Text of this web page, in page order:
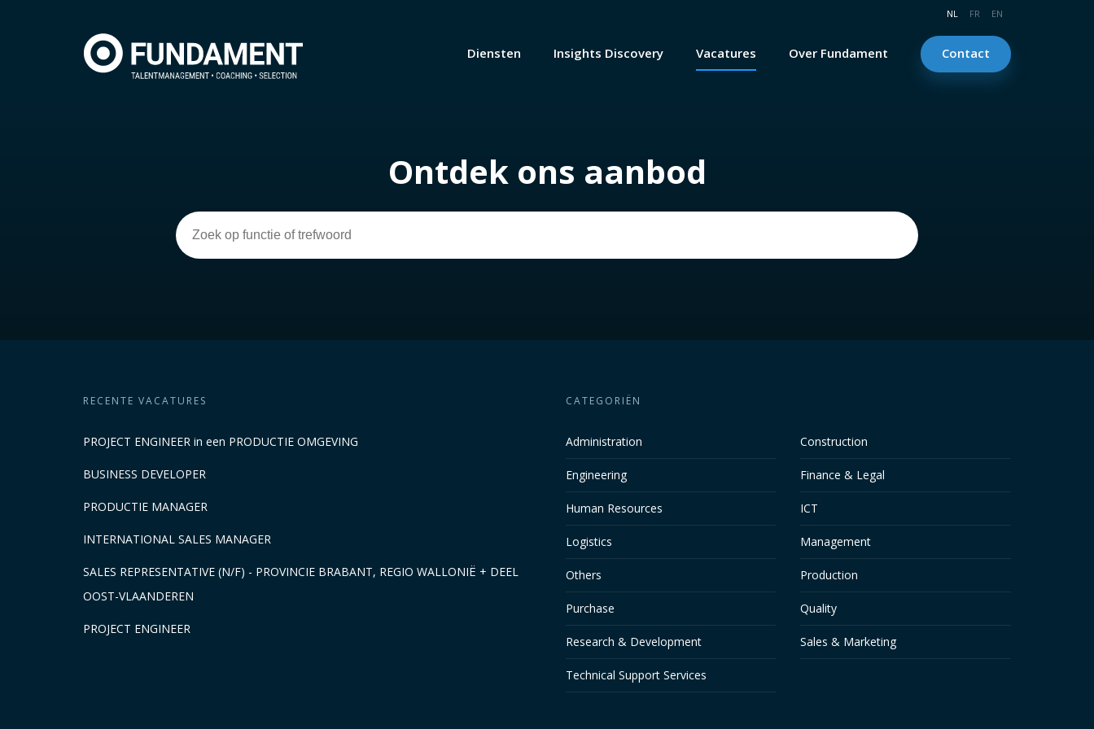
NL FR EN
Diensten Insights Discovery Vacatures Over Fundament Contact
Ontdek ons aanbod
RECENTE VACATURES
PROJECT ENGINEER in een PRODUCTIE OMGEVING
BUSINESS DEVELOPER
PRODUCTIE MANAGER
INTERNATIONAL SALES MANAGER
SALES REPRESENTATIVE (N/F) - PROVINCIE BRABANT, REGIO WALLONIË + DEEL
OOST-VLAANDEREN
PROJECT ENGINEER
CATEGORIËN
Administration Construction
Engineering Finance & Legal
Human Resources ICT
Logistics Management
Others Production
Purchase Quality
Research & Development Sales & Marketing
Technical Support Services